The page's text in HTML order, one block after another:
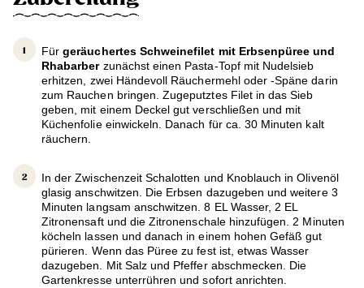
Fürgeräuchertes Schweinefilet mit Erbsenpüree und
Rhabarber zunächst einen Pasta-Topf mit Nudelsieb
erhitzen, zwei Händevoll Räuchermehl oder -Späne darin
zum Rauchen bringen. Zugeputztes Filet in das Sieb
geben, mit einem Deckel gut verschließen und mit
Küchenfolie einwickeln. Danach für ca. 30 Minuten kalt
räuchern.
In der Zwischenzeit Schalotten und Knoblauch in Olivenöl
glasig anschwitzen. Die Erbsen dazugeben und weitere 3
Minuten langsam anschwitzen. 8 EL Wasser, 2 EL
Zitronensaft und die Zitronenschale hinzufügen. 2 Minuten
köcheln lassen und danach in einem hohen Gefäß gut
pürieren. Wenn das Püree zu fest ist, etwas Wasser
dazugeben. Mit Salz und Pfeffer abschmecken. Die
Gartenkresse unterrühren und sofort anrichten.